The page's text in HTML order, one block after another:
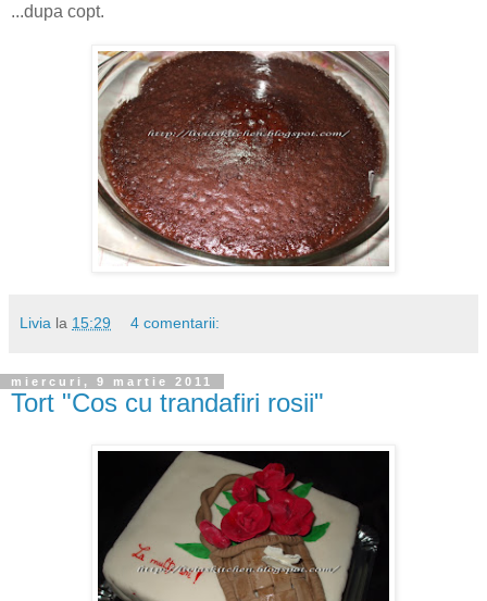
...dupa copt.
Livia la 15:29 4 comentarii:
miercuri, 9 martie 2011
Tort "Cos cu trandafiri rosii"